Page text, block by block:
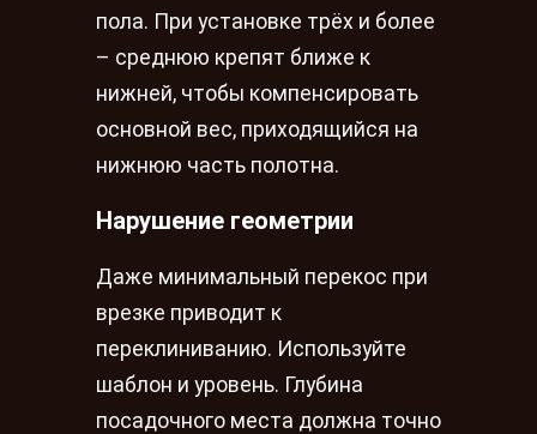
пола. При установке трёх и более
– среднюю крепят ближе к
нижней, чтобы компенсировать
основной вес, приходящийся на
нижнюю часть полотна.
Нарушение геометрии
Даже минимальный перекос при
врезке приводит к
переклиниванию. Используйте
шаблон и уровень. Глубина
посадочного места должна точно